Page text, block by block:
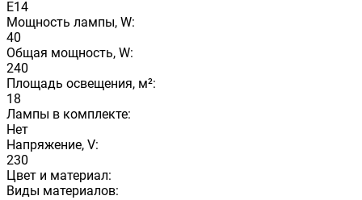
E14
Мощность лампы, W:
40
Общая мощность, W:
240
Площадь освещения, м²:
18
Лампы в комплекте:
Нет
Напряжение, V:
230
Цвет и материал:
Виды материалов: